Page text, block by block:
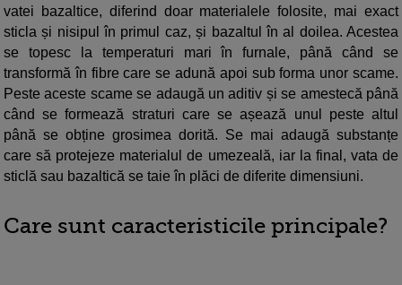
vatei bazaltice, diferind doar materialele folosite, mai exact
sticla și nisipul în primul caz, și bazaltul în al doilea. Acestea
se topesc la temperaturi mari în furnale, până când se
transformă în fibre care se adună apoi sub forma unor scame.
Peste aceste scame se adaugă un aditiv și se amestecă până
când se formează straturi care se așează unul peste altul
până se obține grosimea dorită. Se mai adaugă substanțe
care să protejeze materialul de umezeală, iar la final, vata de
sticlă sau bazaltică se taie în plăci de diferite dimensiuni.
Care sunt caracteristicile principale?